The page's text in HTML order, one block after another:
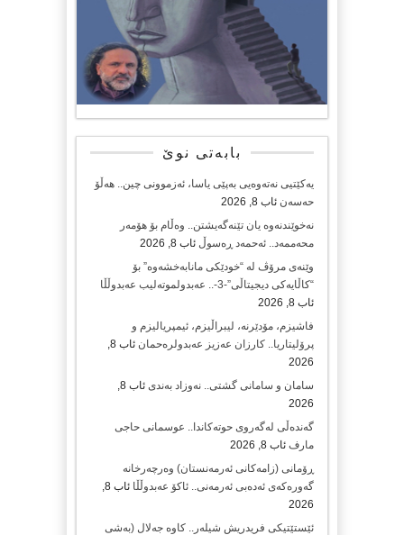
بابەتی نوێ
یەکێتیی نەتەوەیی بەپێی یاسا، ئەزموونی چین.. هەڵۆ
حەسەن ئاب 8, 2026
نەخوێندنەوە یان تێنەگەیشتن.. وەڵام بۆ هۆمەر
محەممەد.. ئەحمەد ڕەسوڵ ئاب 8, 2026
وێنەی مرۆڤ لە “خودێکی مانابەخشەوە” بۆ
“کاڵایەکی دیجیتاڵی”-3-.. عەبدولموتەلیب عەبدوڵڵا
ئاب 8, 2026
فاشیزم، مۆدێرنە، لیبراڵیزم، ئیمپریالیزم و
پرۆلیتاریا.. کارزان عەزیز عەبدولرەحمان
ئاب 8,
2026
سامان و سامانی گشتی.. نەوزاد بەندی
ئاب 8,
2026
گەندەڵی لەگەروی حوتەکاندا.. عوسمانی حاجی
مارف ئاب 8, 2026
ڕۆمانی (زامه‌كانی ئەرمەنستان) وه‌رچه‌رخانه‌
گه‌وره‌كه‌ی ئه‌ده‌بی ئه‌رمه‌نی.. ئاكۆ عه‌بدوڵڵا
ئاب 8,
2026
ئێستێتیکی فریدریش شیلەر.. کاوە جەلال (بەشی